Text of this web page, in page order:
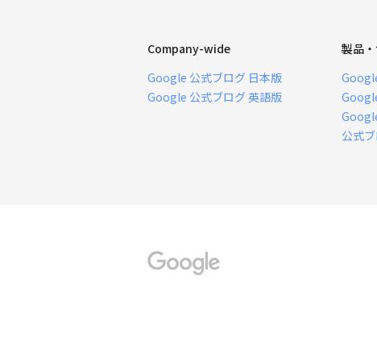
Company-wide
Google 公式ブログ 日本版
Google 公式ブログ 英語版
製品
公式